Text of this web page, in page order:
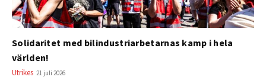
Solidaritet med bilindustriarbetarnas kamp i hela
världen!
Utrikes 21 juli 2026